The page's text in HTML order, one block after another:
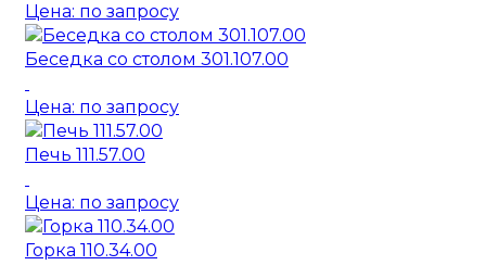
Цена: по запросу
Беседка со столом 301.107.00
Цена: по запросу
Печь 111.57.00
Цена: по запросу
Горка 110.34.00